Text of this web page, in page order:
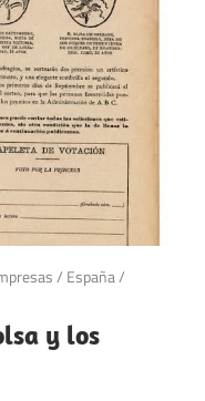
/ España/
y los